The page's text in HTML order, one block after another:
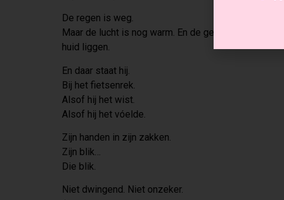
De regen is weg.
Maar de lucht is nog warm. En de geur ervan—die
huid liggen.
En daar staat hij.
Bij het fietsenrek.
Alsof hij het wist.
Alsof hij het vóelde.
Zijn handen in zijn zakken.
Zijn blik…
Die blik.
Niet dwingend. Niet onzeker.